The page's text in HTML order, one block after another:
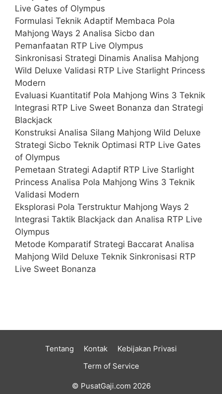
Live Gates of Olympus
Formulasi Teknik Adaptif Membaca Pola
Mahjong Ways 2 Analisa Sicbo dan
Pemanfaatan RTP Live Olympus
Sinkronisasi Strategi Dinamis Analisa Mahjong
Wild Deluxe Validasi RTP Live Starlight Princess
Modern
Evaluasi Kuantitatif Pola Mahjong Wins 3 Teknik
Integrasi RTP Live Sweet Bonanza dan Strategi
Blackjack
Konstruksi Analisa Silang Mahjong Wild Deluxe
Strategi Sicbo Teknik Optimasi RTP Live Gates
of Olympus
Pemetaan Strategi Adaptif RTP Live Starlight
Princess Analisa Pola Mahjong Wins 3 Teknik
Validasi Modern
Eksplorasi Pola Terstruktur Mahjong Ways 2
Integrasi Taktik Blackjack dan Analisa RTP Live
Olympus
Metode Komparatif Strategi Baccarat Analisa
Mahjong Wild Deluxe Teknik Sinkronisasi RTP
Live Sweet Bonanza
Tentang Kontak
Kebijakan Privasi
Term of Service
© PusatGaji.com 2026